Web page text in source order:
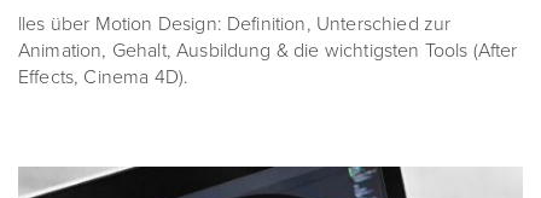
lles über Motion Design: Definition, Unterschied zur
Animation, Gehalt, Ausbildung & die wichtigsten Tools (After
Effects, Cinema 4D).